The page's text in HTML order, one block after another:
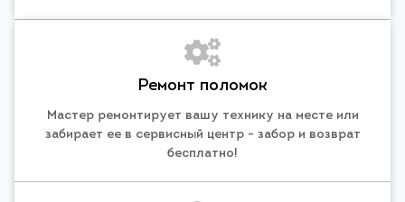
Ремонт поломок
Мастер ремонтирует вашу технику на месте или
забирает ее в сервисный центр - забор и возврат
бесплатно!